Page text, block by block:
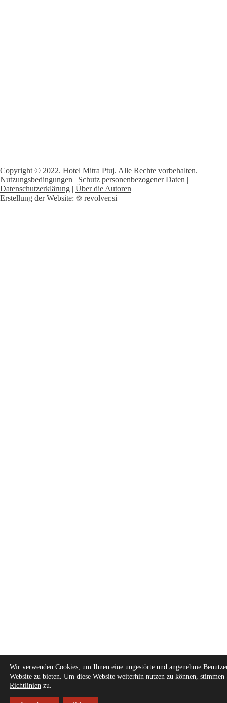
Copyright © 2022. Hotel Mitra Ptuj. Alle Rechte vorbehalten.
Nutzungsbedingungen | Schutz personenbezogener Daten |
Datenschutzerklärung | Über die Autoren
Erstellung der Website:
revolver.si
Wir verwenden Cookies, um Ihnen eine ungestörte und angenehme
Website zu bieten. Um diese Website weiterhin nutzen zu können,
Richtlinien zu.